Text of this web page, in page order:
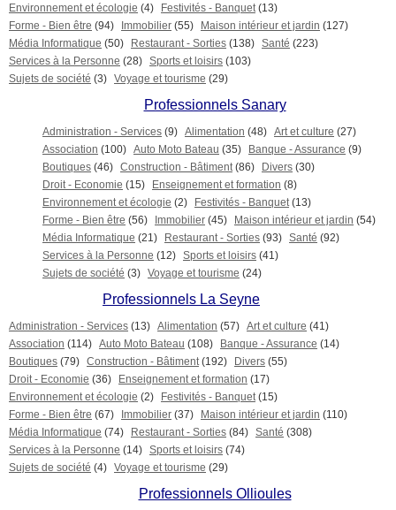
Environnement et écologie (4) Festivités - Banquet (13)
Forme - Bien être (94) Immobilier (55) Maison intérieur et jardin (127)
Média Informatique (50) Restaurant - Sorties (138) Santé (223)
Services à la Personne (28) Sports et loisirs (103)
Sujets de société (3) Voyage et tourisme (29)
Professionnels Sanary
Administration - Services (9) Alimentation (48) Art et culture (27)
Association (100) Auto Moto Bateau (35) Banque - Assurance (9)
Boutiques (46) Construction - Bâtiment (86) Divers (30)
Droit - Economie (15) Enseignement et formation (8)
Environnement et écologie (2) Festivités - Banquet (13)
Forme - Bien être (56) Immobilier (45) Maison intérieur et jardin (54)
Média Informatique (21) Restaurant - Sorties (93) Santé (92)
Services à la Personne (12) Sports et loisirs (41)
Sujets de société (3) Voyage et tourisme (24)
Professionnels La Seyne
Administration - Services (13) Alimentation (57) Art et culture (41)
Association (114) Auto Moto Bateau (108) Banque - Assurance (14)
Boutiques (79) Construction - Bâtiment (192) Divers (55)
Droit - Economie (36) Enseignement et formation (17)
Environnement et écologie (2) Festivités - Banquet (15)
Forme - Bien être (67) Immobilier (37) Maison intérieur et jardin (110)
Média Informatique (74) Restaurant - Sorties (84) Santé (308)
Services à la Personne (14) Sports et loisirs (74)
Sujets de société (4) Voyage et tourisme (29)
Professionnels Ollioules